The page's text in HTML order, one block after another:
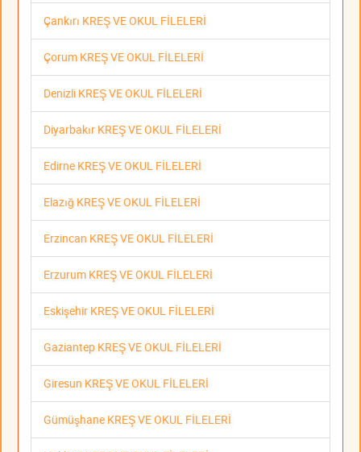
Çankırı KREŞ VE OKUL FİLELERİ
Çorum KREŞ VE OKUL FİLELERİ
Denizli KREŞ VE OKUL FİLELERİ
Diyarbakır KREŞ VE OKUL FİLELERİ
Edirne KREŞ VE OKUL FİLELERİ
Elazığ KREŞ VE OKUL FİLELERİ
Erzincan KREŞ VE OKUL FİLELERİ
Erzurum KREŞ VE OKUL FİLELERİ
Eskişehir KREŞ VE OKUL FİLELERİ
Gaziantep KREŞ VE OKUL FİLELERİ
Giresun KREŞ VE OKUL FİLELERİ
Gümüşhane KREŞ VE OKUL FİLELERİ